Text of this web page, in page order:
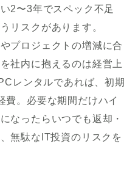
2〜3年でスペック不足
リスクがあります。
プロジェクトの増減に合
社内に抱えるのは経営上
レンタルであれば、初期
費。必要な期間だけハイ
なったらいつでも返却・
無駄なIT投資のリスクを